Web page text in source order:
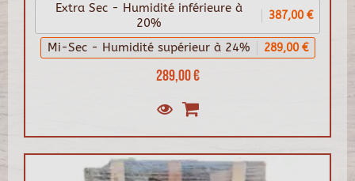
289,00 €
Extra Sec - Humidité inférieure à
20%
387,00 €
Mi-Sec - Humidité supérieur à 24% 289,00 €